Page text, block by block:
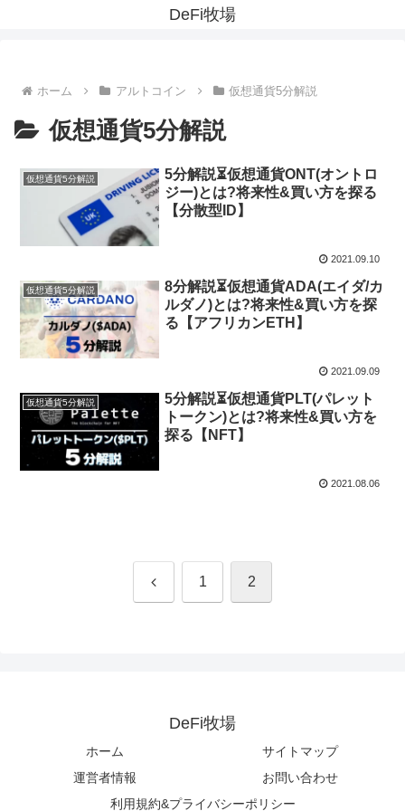
DeFi牧場
ホーム アルトコイン 仮想通貨5分解説
仮想通貨5分解説
仮想通貨5分解説
5分解説⏳仮想通貨ONT(オントロ
ジー)とは?将来性&買い方を探る
【分散型ID】
2021.09.10
仮想通貨5分解説
8分解説⏳仮想通貨ADA(エイダ/カ
ルダノ)とは?将来性&買い方を探
る【アフリカンETH】
2021.09.09
仮想通貨5分解説
5分解説⏳仮想通貨PLT(パレット
トークン)とは?将来性&買い方を
探る【NFT】
2021.08.06
前 1 2
DeFi牧場
ホーム
サイトマップ
運営者情報
お問い合わせ
利用規約&プライバシーポリシー